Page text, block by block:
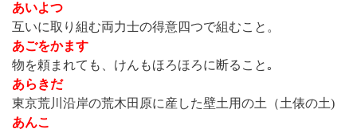
あいよつ
互いに取り組む両力士の得意四つで組むこと。
あごをかます
物を頼まれても、けんもほろほろに断ること｡
あらきだ
東京荒川沿岸の荒木田原に産した壁土用の土（土俵の土)
あんこ